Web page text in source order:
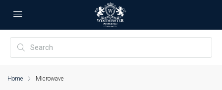
Home Microwave